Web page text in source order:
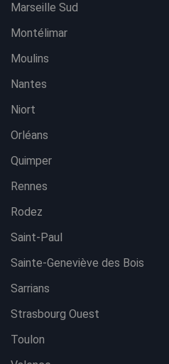
Marseille Sud
Montélimar
Moulins
Nantes
Niort
Orléans
Quimper
Rennes
Rodez
Saint-Paul
Sainte-Geneviève des Bois
Sarrians
Strasbourg Ouest
Toulon